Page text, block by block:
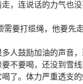
，连说话的力气也
需要打缆绳，他要先
人鼓励加油的声音，
不要喝，还没到雪
了。体力严重透支